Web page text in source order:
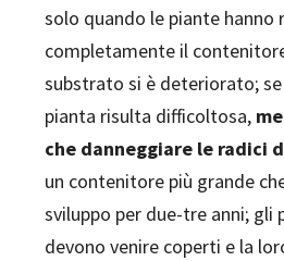
solo quando le piante hanno
completamente il
substrato si è deteriorato; se
pianta risulta difficoltosa,
che danneggiare le radici
un contenitore più grande
sviluppo per due-tre anni; gli
devono venire coperti e la